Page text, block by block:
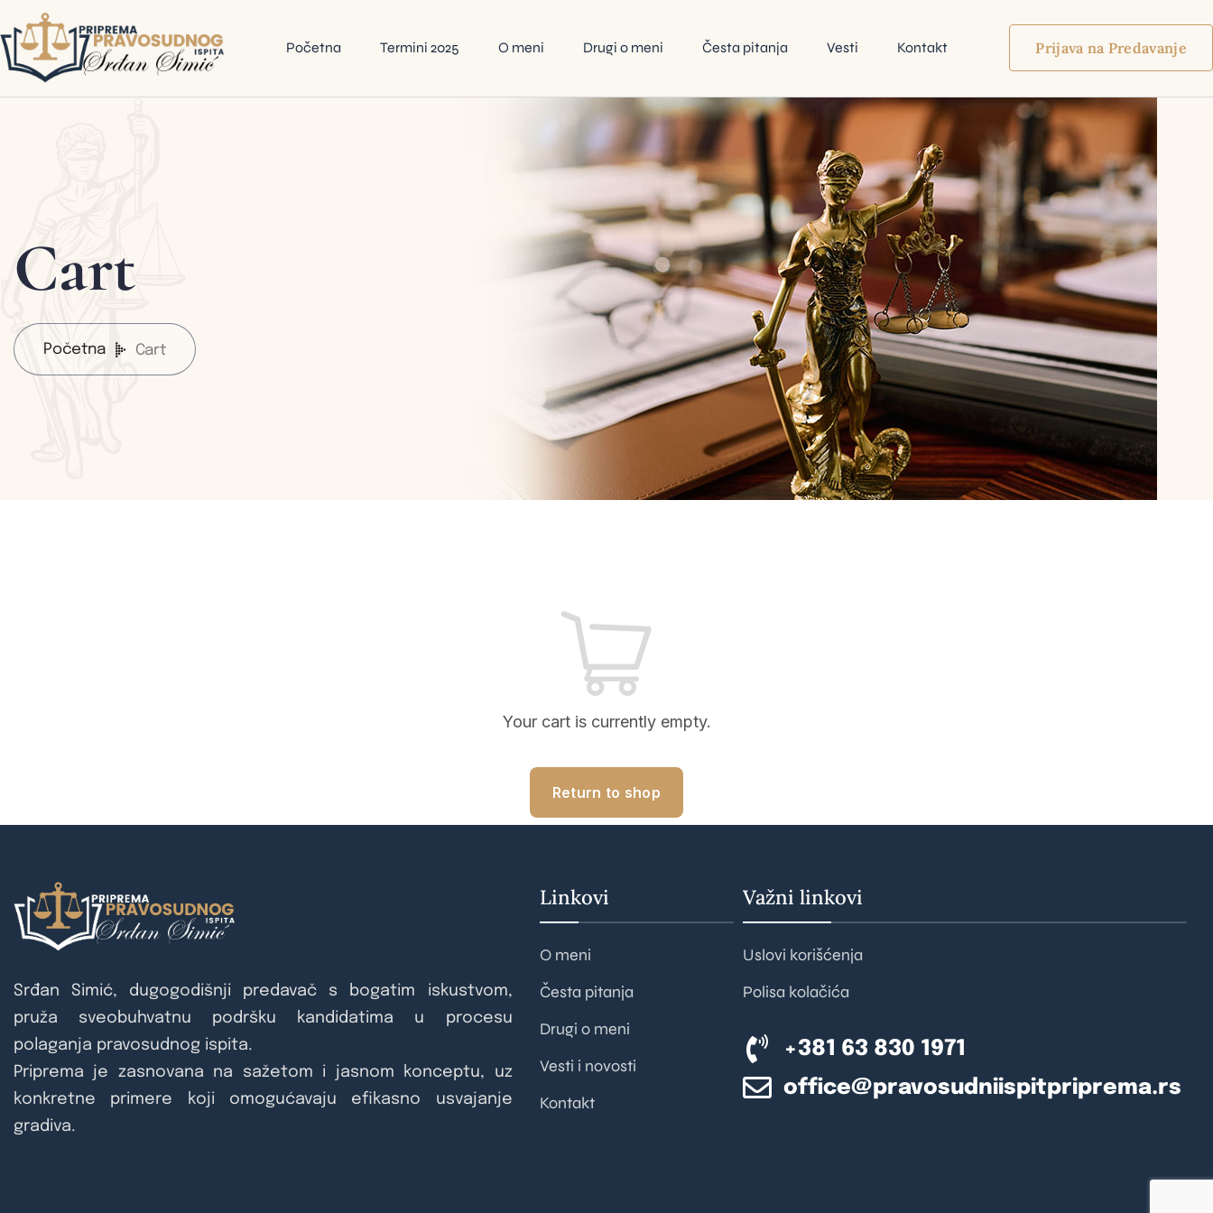
Početna Termini 2025 O meni Drugi o meni Česta pitanja Vesti Kontakt Prijava na Predavanje
Cart
Početna Cart
Your cart is currently empty.
Return to shop
Srđan Simić, dugogodišnji predavač s bogatim iskustvom,
pruža sveobuhvatnu podršku kandidatima u procesu
polaganja pravosudnog ispita.
Priprema je zasnovana na sažetom i jasnom konceptu, uz
konkretne primere koji omogućavaju efikasno usvajanje
gradiva.
Linkovi
O meni
Česta pitanja
Drugi o meni
Vesti i novosti
Kontakt
Važni linkovi
Uslovi korišćenja
Polisa kolačića
+381 63 830 1971
office@pravosudniispitpriprema.rs